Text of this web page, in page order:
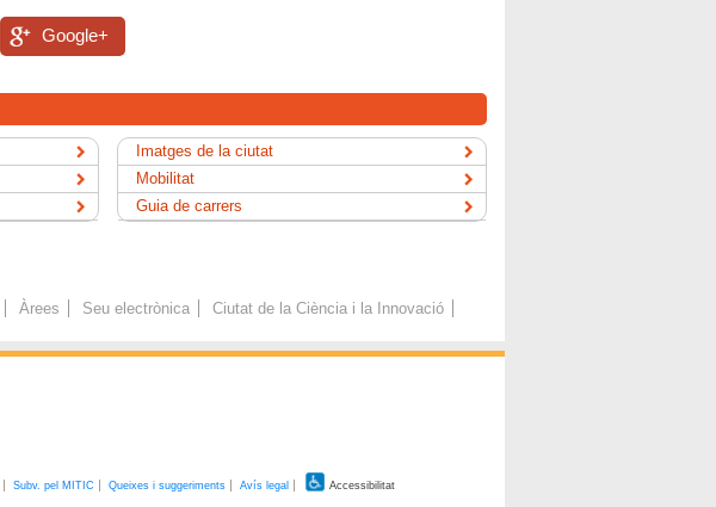
Google+
Imatges de la ciutat
Mobilitat
Guia de carrers
Àrees Seu electrònica Ciutat de la Ciència i la Innovació
Subv. pel MITIC Queixes i suggeriments Avís legal Accessibilitat